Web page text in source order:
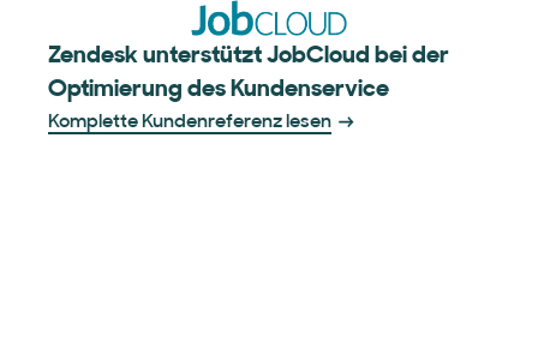
Zendesk unterstützt JobCloud bei der
Optimierung des Kunden­­service
Komplette Kundenreferenz lesen